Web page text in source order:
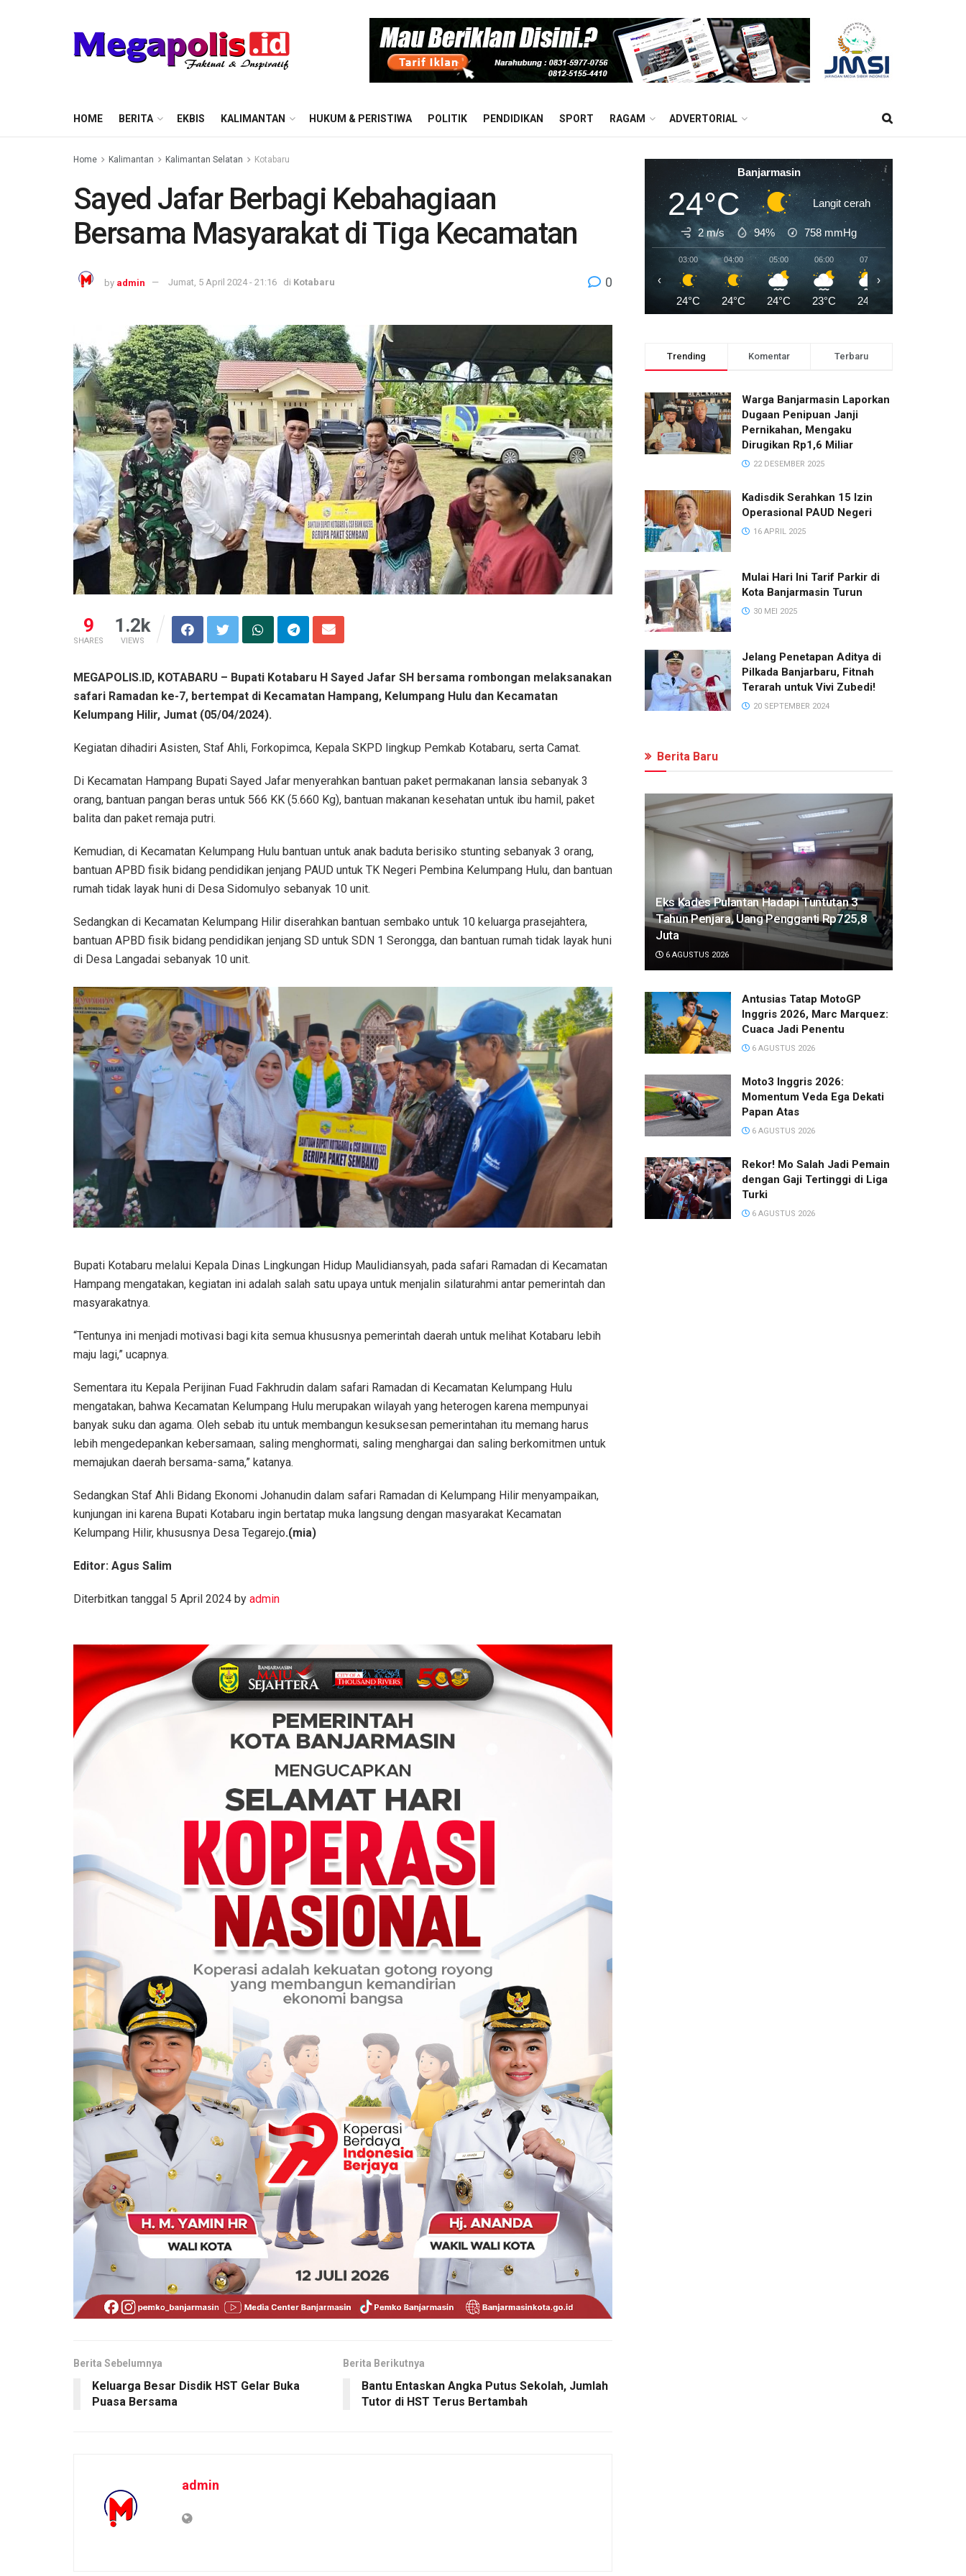
HOME BERITA EKBIS KALIMANTAN HUKUM & PERISTIWA POLITIK PENDIDIKAN SPORT RAGAM ADVERTORIAL
Home Kalimantan Kalimantan Selatan Kotabaru
Sayed Jafar Berbagi Kebahagiaan
Bersama Masyarakat di Tiga Kecamatan
by admin Jumat, 5 April 2024 - 21:16 di Kotabaru 0
9
SHARES
1.2k
VIEWS
MEGAPOLIS.ID, KOTABARU – Bupati Kotabaru H Sayed Jafar SH bersama rombongan melaksanakan
safari Ramadan ke-7, bertempat di Kecamatan Hampang, Kelumpang Hulu dan Kecamatan
Kelumpang Hilir, Jumat (05/04/2024).
Kegiatan dihadiri Asisten, Staf Ahli, Forkopimca, Kepala SKPD lingkup Pemkab Kotabaru, serta Camat.
Di Kecamatan Hampang Bupati Sayed Jafar menyerahkan bantuan paket permakanan lansia sebanyak 3
orang, bantuan pangan beras untuk 566 KK (5.660 Kg), bantuan makanan kesehatan untuk ibu hamil, paket
balita dan paket remaja putri.
Kemudian, di Kecamatan Kelumpang Hulu bantuan untuk anak baduta berisiko stunting sebanyak 3 orang,
bantuan APBD fisik bidang pendidikan jenjang PAUD untuk TK Negeri Pembina Kelumpang Hulu, dan bantuan
rumah tidak layak huni di Desa Sidomulyo sebanyak 10 unit.
Sedangkan di Kecamatan Kelumpang Hilir diserahkan bantuan sembako untuk 10 keluarga prasejahtera,
bantuan APBD fisik bidang pendidikan jenjang SD untuk SDN 1 Serongga, dan bantuan rumah tidak layak huni
di Desa Langadai sebanyak 10 unit.
Bupati Kotabaru melalui Kepala Dinas Lingkungan Hidup Maulidiansyah, pada safari Ramadan di Kecamatan
Hampang mengatakan, kegiatan ini adalah salah satu upaya untuk menjalin silaturahmi antar pemerintah dan
masyarakatnya.
“Tentunya ini menjadi motivasi bagi kita semua khususnya pemerintah daerah untuk melihat Kotabaru lebih
maju lagi,” ucapnya.
Sementara itu Kepala Perijinan Fuad Fakhrudin dalam safari Ramadan di Kecamatan Kelumpang Hulu
mengatakan, bahwa Kecamatan Kelumpang Hulu merupakan wilayah yang heterogen karena mempunyai
banyak suku dan agama. Oleh sebab itu untuk membangun kesuksesan pemerintahan itu memang harus
lebih mengedepankan kebersamaan, saling menghormati, saling menghargai dan saling berkomitmen untuk
memajukan daerah bersama-sama,” katanya.
Sedangkan Staf Ahli Bidang Ekonomi Johanudin dalam safari Ramadan di Kelumpang Hilir menyampaikan,
kunjungan ini karena Bupati Kotabaru ingin bertatap muka langsung dengan masyarakat Kecamatan
Kelumpang Hilir, khususnya Desa Tegarejo.(mia)
Editor: Agus Salim
Diterbitkan tanggal 5 April 2024 by admin
Berita Sebelumnya
Keluarga Besar Disdik HST Gelar Buka
Puasa Bersama
Berita Berikutnya
Bantu Entaskan Angka Putus Sekolah, Jumlah
Tutor di HST Terus Bertambah
admin
Banjarmasin
24°C Langit cerah
2 m/s 94% 758 mmHg
03:00
24°C
04:00
24°C
05:00
24°C
06:00
23°C
07:00
24°C
‹ ›
Trending Komentar Terbaru
Warga Banjarmasin Laporkan
Dugaan Penipuan Janji
Pernikahan, Mengaku
Dirugikan Rp1,6 Miliar
22 DESEMBER 2025
Kadisdik Serahkan 15 Izin
Operasional PAUD Negeri
16 APRIL 2025
Mulai Hari Ini Tarif Parkir di
Kota Banjarmasin Turun
30 MEI 2025
Jelang Penetapan Aditya di
Pilkada Banjarbaru, Fitnah
Terarah untuk Vivi Zubedi!
20 SEPTEMBER 2024
Berita Baru
Eks Kades Pulantan Hadapi Tuntutan 3
Tahun Penjara, Uang Pengganti Rp725,8
Juta
6 AGUSTUS 2026
Antusias Tatap MotoGP
Inggris 2026, Marc Marquez:
Cuaca Jadi Penentu
6 AGUSTUS 2026
Moto3 Inggris 2026:
Momentum Veda Ega Dekati
Papan Atas
6 AGUSTUS 2026
Rekor! Mo Salah Jadi Pemain
dengan Gaji Tertinggi di Liga
Turki
6 AGUSTUS 2026